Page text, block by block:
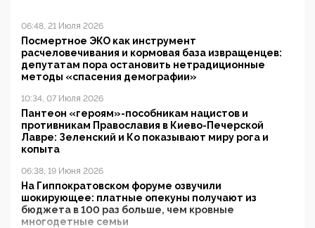
06:48, 21 Июля 2026
Посмертное ЭКО как инструмент
расчеловечивания и кормовая база извращенцев:
депутатам пора остановить нетрадиционные
методы «спасения демографии»
10:34, 07 Июля 2026
Пантеон «героям»-пособникам нацистов и
противникам Православия в Киево-Печерской
Лавре: Зеленский и Ко показывают миру рога и
копыта
06:38, 19 Июня 2026
На Гиппократовском форуме озвучили
шокирующее: платные опекуны получают из
бюджета в 100 раз больше, чем кровные
многодетные семьи